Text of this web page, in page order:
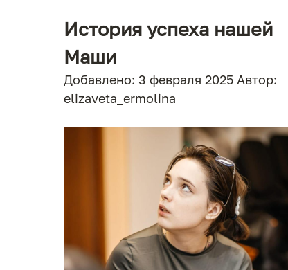
История успеха нашей
Маши
Добавлено: 3 февраля 2025 Автор:
elizaveta_ermolina